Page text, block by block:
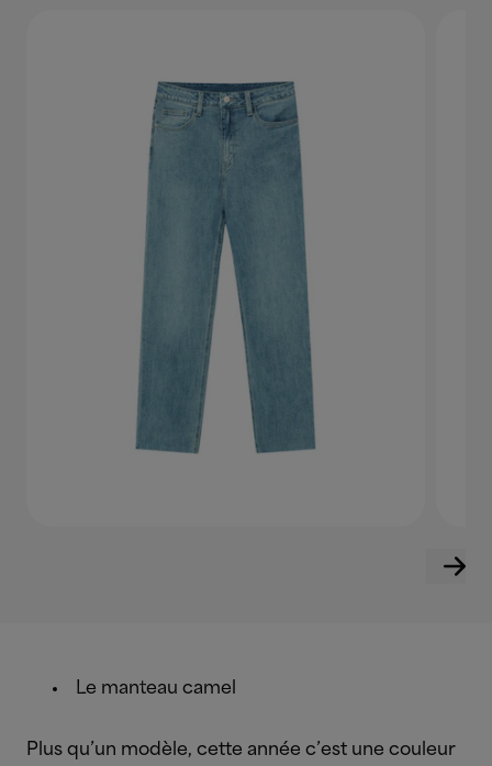
Le manteau camel
Plus qu’un modèle, cette année c’est une couleur